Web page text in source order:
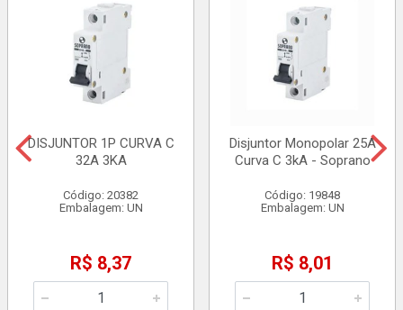
DISJUNTOR 1P CURVA C
32A 3KA
Código: 20382
Embalagem: UN
R$ 8,37
Disjuntor Monopolar 25A
Curva C 3kA - Soprano
Código: 19848
Embalagem: UN
R$ 8,01